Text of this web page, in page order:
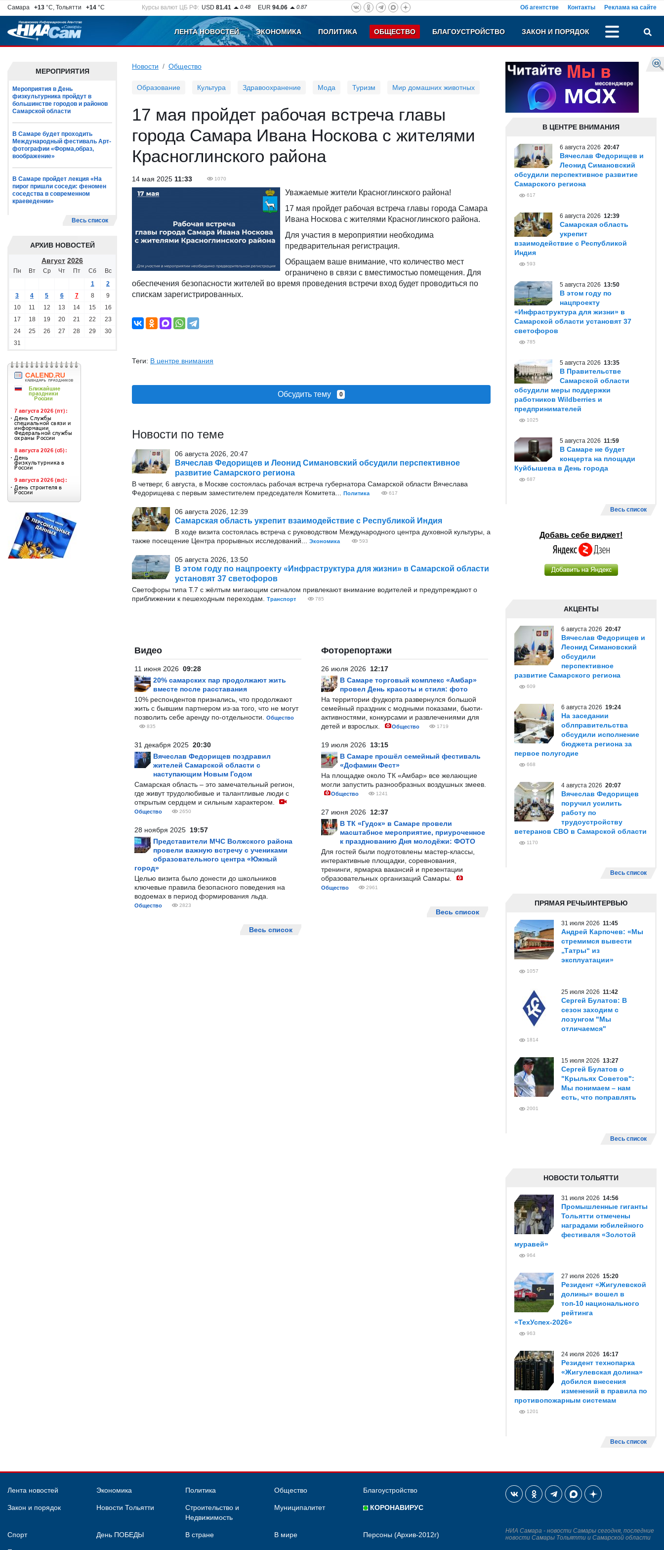
Самара +13 °C, Тольятти +14 °C Курсы валют ЦБ РФ: USD 81.41 0.48 EUR 94.06 0.87 Об агентстве Контакты Реклама на сайте
ЛЕНТА НОВОСТЕЙ ЭКОНОМИКА ПОЛИТИКА ОБЩЕСТВО БЛАГОУСТРОЙСТВО ЗАКОН И ПОРЯДОК
МЕРОПРИЯТИЯ
Мероприятия в День
физкультурника пройдут в
большинстве городов и районов
Самарской области
В Самаре будет проходить
Международный фестиваль Арт-
фотографии «Форма,образ,
воображение»
В Самаре пройдет лекция «На
пирог пришли соседи: феномен
соседства в современном
краеведении»
Весь список
АРХИВ НОВОСТЕЙ
Август 2026
Пн Вт Ср Чт Пт Сб
Вс
1
2
3
4 5 6 7 8
9
10
11 12 13 14 15
16
17
18 19 20 21 22
23
24
25 26 27 28 29
30
31
Новости Общество
Образование Культура Здравоохранение Мода Туризм Мир домашних животных
17 мая пройдет рабочая встреча главы
города Самара Ивана Носкова с жителями
Красноглинского района
14 мая 2025 11:33 1070
Уважаемые жители Красноглинского района!
17 мая пройдет рабочая встреча главы города Самара
Ивана Носкова с жителями Красноглинского района.
Для участия в мероприятии необходима
предварительная регистрация.
Обращаем ваше внимание, что количество мест
ограничено в связи с вместимостью помещения. Для
обеспечения безопасности жителей во время проведения встречи вход будет проводиться по
спискам зарегистрированных.
Теги: В центре внимания
Обсудить тему 0
Новости по теме
06 августа 2026, 20:47
Вячеслав Федорищев и Леонид Симановский обсудили перспективное
развитие Самарского региона
В четверг, 6 августа, в Москве состоялась рабочая встреча губернатора Самарской области Вячеслава
Федорищева с первым заместителем председателя Комитета...
Политика 617
06 августа 2026, 12:39
Самарская область укрепит взаимодействие с Республикой Индия
В ходе визита состоялась встреча с руководством Международного центра духовной культуры, а
также посещение Центра прорывных исследований...
Экономика 593
05 августа 2026, 13:50
В этом году по нацпроекту «Инфраструктура для жизни» в Самарской области
установят 37 светофоров
Светофоры типа Т.7 с жёлтым мигающим сигналом привлекают внимание водителей и предупреждают о
приближении к пешеходным переходам.
Транспорт 785
Видео
11 июня 2026 09:28
20% самарских пар продолжают жить
вместе после расставания
10% респондентов признались, что продолжают
жить с бывшим партнером из-за того, что не могут
позволить себе аренду по-отдельности.
Общество
835
31 декабря 2025 20:30
Вячеслав Федорищев поздравил
жителей Самарской области с
наступающим Новым Годом
Самарская область – это замечательный регион,
где живут трудолюбивые и талантливые люди с
открытым сердцем и сильным характером.
Общество 2650
28 ноября 2025 19:57
Представители МЧС Волжского района
провели важную встречу с учениками
образовательного центра «Южный
город»
Целью визита было донести до школьников
ключевые правила безопасного поведения на
водоемах в период формирования льда.
Общество 2823
Весь список
Фоторепортажи
26 июля 2026 12:17
В Самаре торговый комплекс «Амбар»
провел День красоты и стиля: фото
На территории фудкорта развернулся большой
семейный праздник с модными показами, бьюти-
активностями, конкурсами и развлечениями для
детей и взрослых.
Общество 1719
19 июля 2026 13:15
В Самаре прошёл семейный фестиваль
«Дофамин Фест»
На площадке около ТК «Амбар» все желающие
могли запустить разнообразных воздушных змеев.
Общество 1241
27 июня 2026 12:37
В ТК «Гудок» в Самаре провели
масштабное мероприятие, приуроченное
к празднованию Дня молодёжи: ФОТО
Для гостей были подготовлены мастер-классы,
интерактивные площадки, соревнования,
тренинги, ярмарка вакансий и презентации
образовательных организаций Самары.
Общество 2961
Весь список
В ЦЕНТРЕ ВНИМАНИЯ
6 августа 2026 20:47
Вячеслав Федорищев и
Леонид Симановский
обсудили перспективное развитие
Самарского региона
617
6 августа 2026 12:39
Самарская область
укрепит
взаимодействие с Республикой
Индия
593
5 августа 2026 13:50
В этом году по
нацпроекту
«Инфраструктура для жизни» в
Самарской области установят 37
светофоров
785
5 августа 2026 13:35
В Правительстве
Самарской области
обсудили меры поддержки
работников Wildberries и
предпринимателей
1025
5 августа 2026 11:59
В Самаре не будет
концерта на площади
Куйбышева в День города
687
Весь список
Добавь себе виджет!
АКЦЕНТЫ
6 августа 2026 20:47
Вячеслав Федорищев и
Леонид Симановский
обсудили
перспективное
развитие Самарского региона
609
6 августа 2026 19:24
На заседании
облправительства
обсудили исполнение
бюджета региона за
первое полугодие
668
4 августа 2026 20:07
Вячеслав Федорищев
поручил усилить
работу по
трудоустройству
ветеранов СВО в Самарской области
1170
Весь список
ПРЯМАЯ РЕЧЬ/ИНТЕРВЬЮ
31 июля 2026 11:45
Андрей Карпочев: «Мы
стремимся вывести
„Татры“ из
эксплуатации»
1057
25 июля 2026 11:42
Сергей Булатов: В
сезон заходим с
лозунгом "Мы
отличаемся"
1814
15 июля 2026 13:27
Сергей Булатов о
"Крыльях Советов":
Мы понимаем – нам
есть, что поправлять
2001
Весь список
НОВОСТИ ТОЛЬЯТТИ
31 июля 2026 14:56
Промышленные гиганты
Тольятти отмечены
наградами юбилейного
фестиваля «Золотой
муравей»
964
27 июля 2026 15:20
Резидент «Жигулевской
долины» вошел в
топ-10 национального
рейтинга
«ТехУспех-2026»
963
24 июля 2026 16:17
Резидент технопарка
«Жигулевская долина»
добился внесения
изменений в правила по
противопожарным системам
1201
Весь список
Лента новостей Экономика Политика Общество Благоустройство
Закон и порядок Новости Тольятти
Строительство и
Недвижимость
Муниципалитет КОРОНАВИРУС
Спорт День ПОБЕДЫ В стране В мире Персоны (Архив-2012г)
НИА Самара - новости Самары сегодня, последние
новости Самары Тольятти и Самарской области